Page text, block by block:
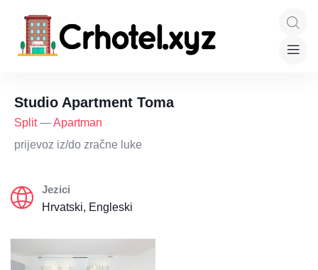
Studio Apartment Toma
Split—Apartman
prijevoz iz/do zračne luke
Jezici
Hrvatski, Engleski